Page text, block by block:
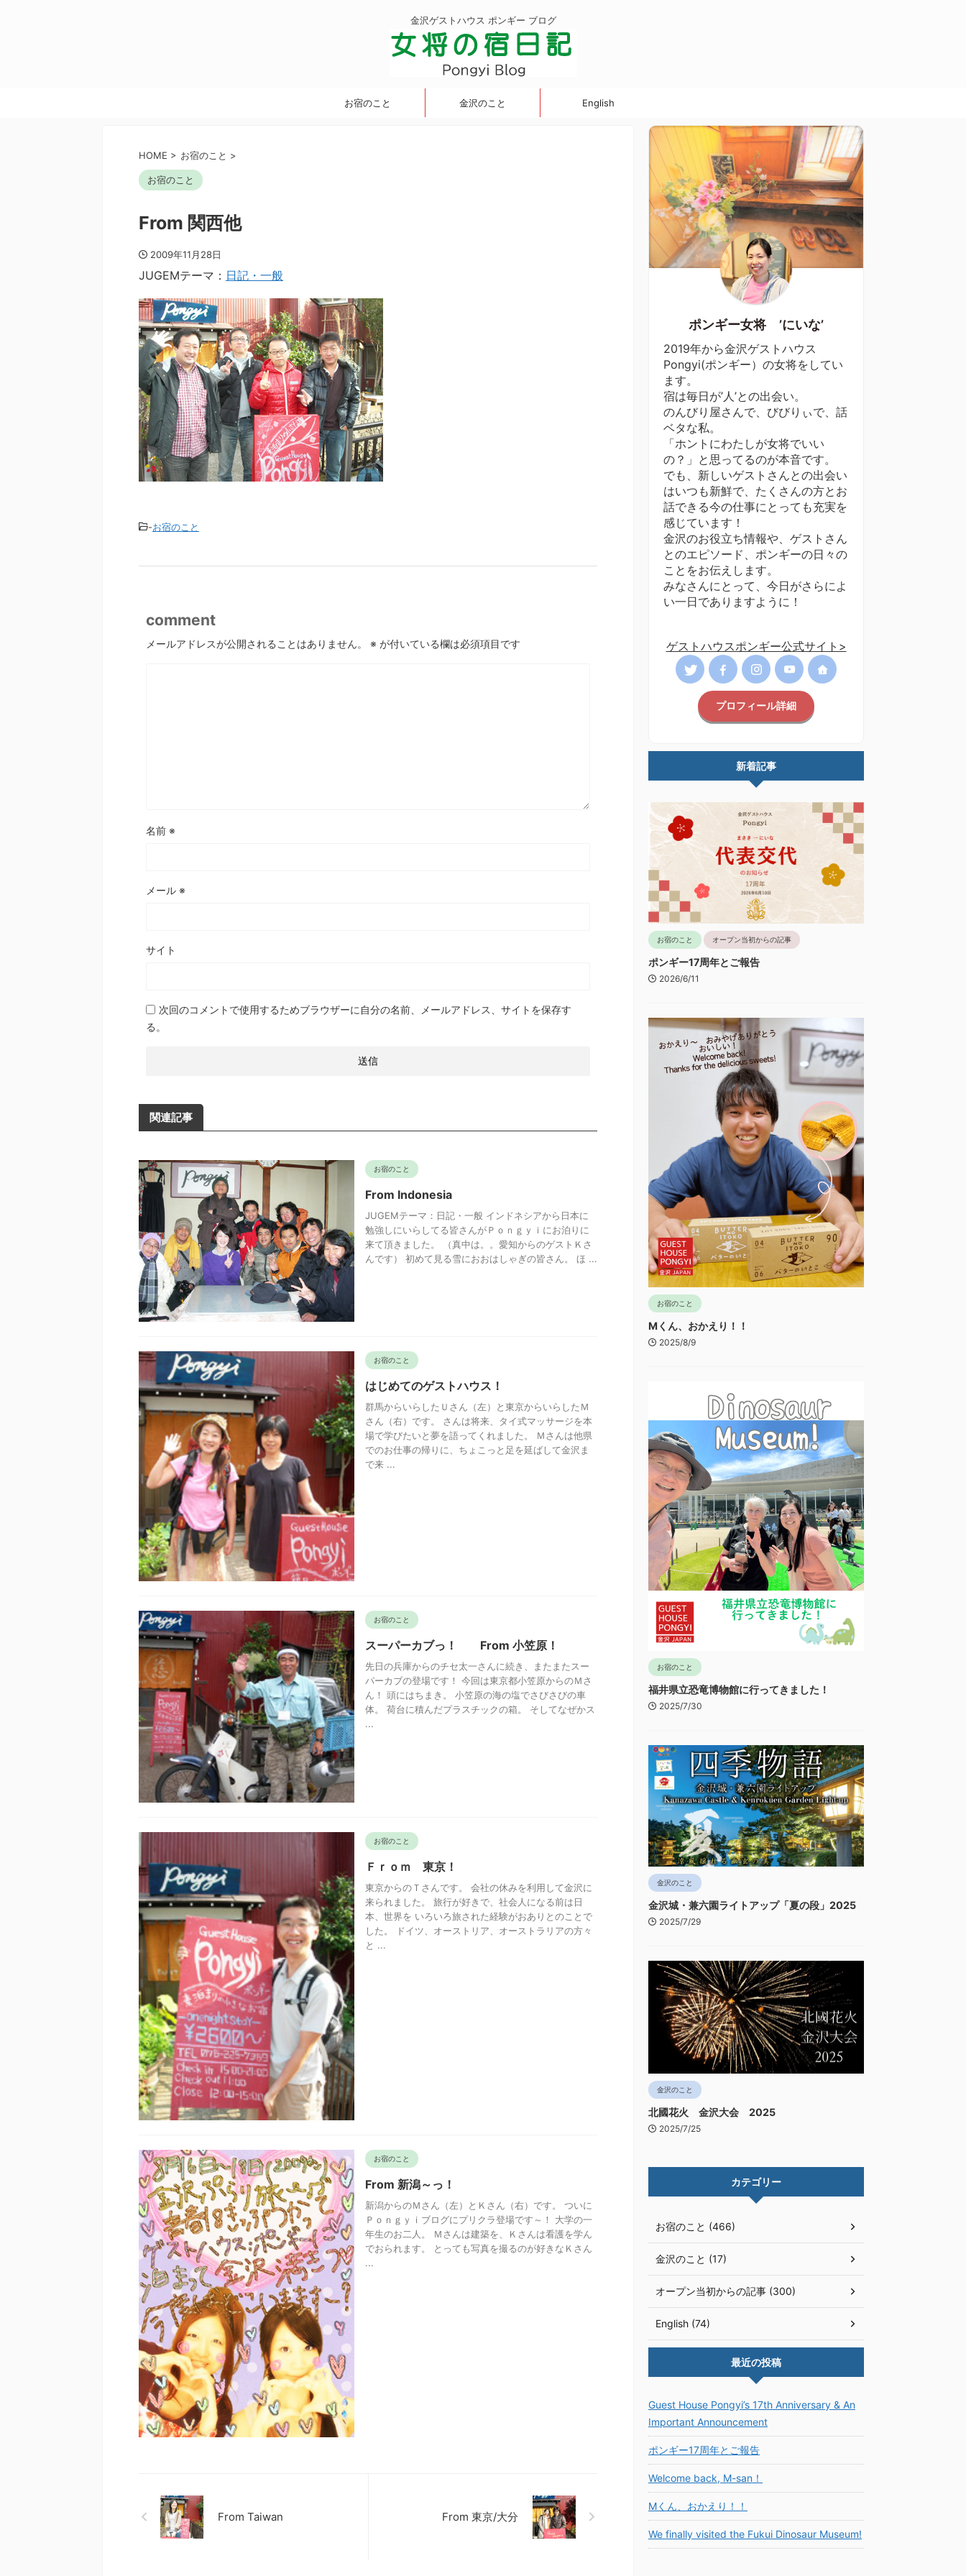
金沢ゲストハウス ポンギー ブログ
お宿のこと 金沢のこと English
HOME > お宿のこと >
お宿のこと
From 関西他
2009年11月28日
JUGEMテーマ： 日記・一般
-お宿のこと
comment
メールアドレスが公開されることはありません。 ※ が付いている欄は必須項目です
名前 ※
メール ※
サイト
次回のコメントで使用するためブラウザーに自分の名前、メールアドレス、サイトを保存す
る。
関連記事
お宿のこと
From Indonesia
JUGEMテーマ：日記・一般 インドネシアから日本に
勉強しにいらしてる皆さんがＰｏｎｇｙｉにお泊りに
来て頂きました。 （真中は。。愛知からのゲストＫさ
んです） 初めて見る雪におおはしゃぎの皆さん。 ほ ...
お宿のこと
はじめてのゲストハウス！
群馬からいらしたＵさん（左）と東京からいらしたＭ
さん（右）です。 さんは将来、タイ式マッサージを本
場で学びたいと夢を語ってくれました。 Ｍさんは他県
でのお仕事の帰りに、ちょこっと足を延ばして金沢ま
で来 ...
お宿のこと
スーパーカブっ！ From 小笠原！
先日の兵庫からのチセ太一さんに続き、またまたスー
パーカブの登場です！ 今回は東京都小笠原からのＭさ
ん！ 頭にはちまき。 小笠原の海の塩でさびさびの車
体。 荷台に積んだプラスチックの箱。 そしてなぜかス
...
お宿のこと
Ｆｒｏｍ 東京！
東京からのＴさんです。 会社の休みを利用して金沢に
来られました。 旅行が好きで、社会人になる前は日
本、世界を いろいろ旅された経験がおありとのことで
した。 ドイツ、オーストリア、オーストラリアの方々
と ...
お宿のこと
From 新潟～っ！
新潟からのＭさん（左）とＫさん（右）です。 ついに
Ｐｏｎｇｙｉブログにプリクラ登場です～！ 大学の一
年生のお二人。 Ｍさんは建築を、Ｋさんは看護を学ん
でおられます。 とっても写真を撮るのが好きなＫさん
...
From Taiwan From 東京/大分
ポンギー女将 ’にいな’
2019年から金沢ゲストハウス
Pongyi(ポンギー）の女将をしてい
ます。
宿は毎日が’人’との出会い。
のんびり屋さんで、びびりぃで、話
ベタな私。
「ホントにわたしが女将でいい
の？」と思ってるのが本音です。
でも、新しいゲストさんとの出会い
はいつも新鮮で、たくさんの方とお
話できる今の仕事にとっても充実を
感じています！
金沢のお役立ち情報や、ゲストさん
とのエピソード、ポンギーの日々の
ことをお伝えします。
みなさんにとって、今日がさらによ
い一日でありますように！
ゲストハウスポンギー公式サイト>
プロフィール詳細
新着記事
お宿のこと オープン当初からの記事
ポンギー17周年とご報告
2026/6/11
お宿のこと
Mくん、おかえり！！
2025/8/9
お宿のこと
福井県立恐竜博物館に行ってきました！
2025/7/30
金沢のこと
金沢城・兼六園ライトアップ「夏の段」2025
2025/7/29
金沢のこと
北國花火 金沢大会 2025
2025/7/25
カテゴリー
お宿のこと (466)
金沢のこと (17)
オープン当初からの記事 (300)
English (74)
最近の投稿
Guest House Pongyi’s 17th Anniversary & An
Important Announcement
ポンギー17周年とご報告
Welcome back, M-san！
Mくん、おかえり！！
We finally visited the Fukui Dinosaur Museum!